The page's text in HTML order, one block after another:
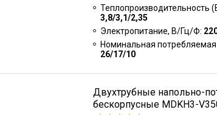
Теплопроизводительность
3,8/3,1/2,35
Электропитание, В/Гц/Ф:
Номинальная
26/17/10
Двухтрубные напольно-
бескорпусные MDKH3-